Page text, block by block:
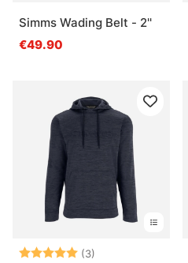
Simms Wading Belt - 2''
€49.90
Note: (3)